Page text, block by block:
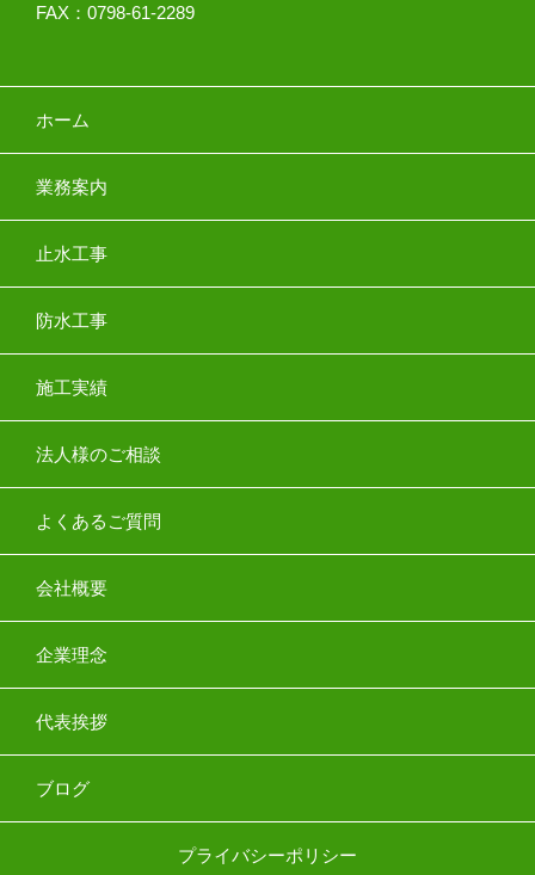
FAX：0798-61-2289
ホーム
業務案内
止水工事
防水工事
施工実績
法人様のご相談
よくあるご質問
会社概要
企業理念
代表挨拶
ブログ
プライバシーポリシー